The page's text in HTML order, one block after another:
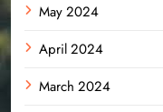
May 2024
April 2024
March 2024